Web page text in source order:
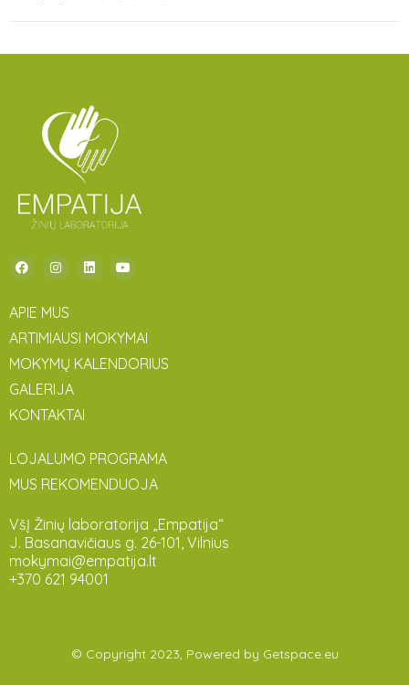
APIE MUS
ARTIMIAUSI MOKYMAI
MOKYMŲ KALENDORIUS
GALERIJA
KONTAKTAI
LOJALUMO PROGRAMA
MUS REKOMENDUOJA
VšĮ Žinių laboratorija „Empatija“
J. Basanavičiaus g. 26-101, Vilnius
mokymai@empatija.lt
+370 621 94001
© Copyright 2023, Powered by Getspace.eu